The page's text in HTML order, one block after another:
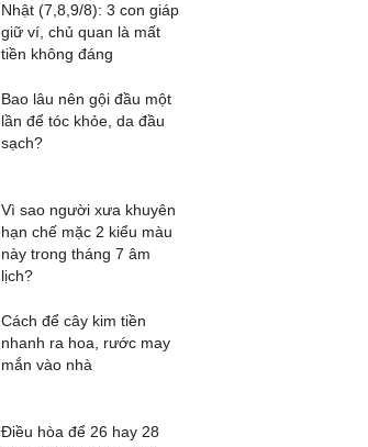
Nhật (7,8,9/8): 3 con giáp
giữ ví, chủ quan là mất
tiền không đáng
Bao lâu nên gội đầu một
lần để tóc khỏe, da đầu
sạch?
Vì sao người xưa khuyên
hạn chế mặc 2 kiểu màu
này trong tháng 7 âm
lịch?
Cách để cây kim tiền
nhanh ra hoa, rước may
mắn vào nhà
Điều hòa để 26 hay 28